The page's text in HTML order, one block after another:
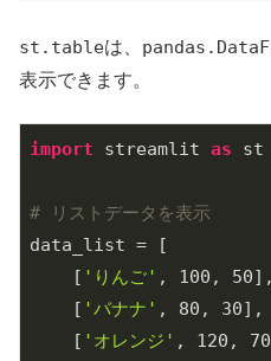
st.tableは、
表示できます。
import streamlit as st
# リストデータを表示
data_list = [
    [
'りんご' , 100 , 50],
    [
'バナナ' , 80 , 30],
    [
'オレンジ' , 120 , 70